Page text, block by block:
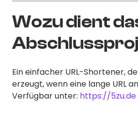
Wozu dient
Ein einfacher URL-Shortener,
erzeugt, wenn eine lange URL
Verfügbar unter: https://5zu.de